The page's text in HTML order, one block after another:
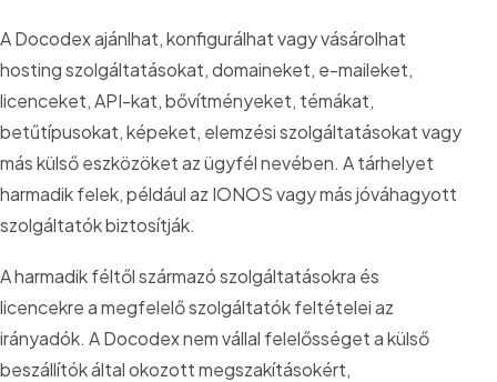
A Docodex ajánlhat, konfigurálhat vagy vásárolhat
hosting szolgáltatásokat, domaineket, e-maileket,
licenceket, API-kat, bővítményeket, témákat,
betűtípusokat, képeket, elemzési szolgáltatásokat vagy
más külső eszközöket az ügyfél nevében. A tárhelyet
harmadik felek, például az IONOS vagy más jóváhagyott
szolgáltatók biztosítják.
A harmadik féltől származó szolgáltatásokra és
licencekre a megfelelő szolgáltatók feltételei az
irányadók. A Docodex nem vállal felelősséget a külső
beszállítók által okozott megszakításokért,